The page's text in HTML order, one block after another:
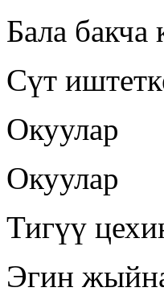
Бала бакча
Сүт
Окуулар
Окуулар
Тигүү
Эгин